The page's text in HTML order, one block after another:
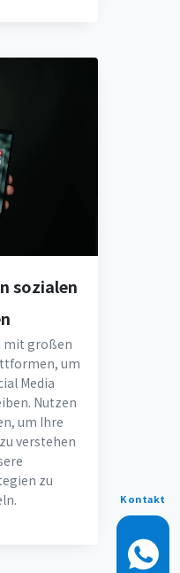
sozialen
mit großen
um
Media
Nutzen
um Ihre
verstehen
zu
Kontakt